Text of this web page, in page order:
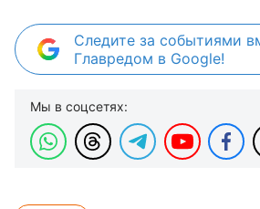
Следите за событиями
Главредом в Google!
Мы в соцсетях: